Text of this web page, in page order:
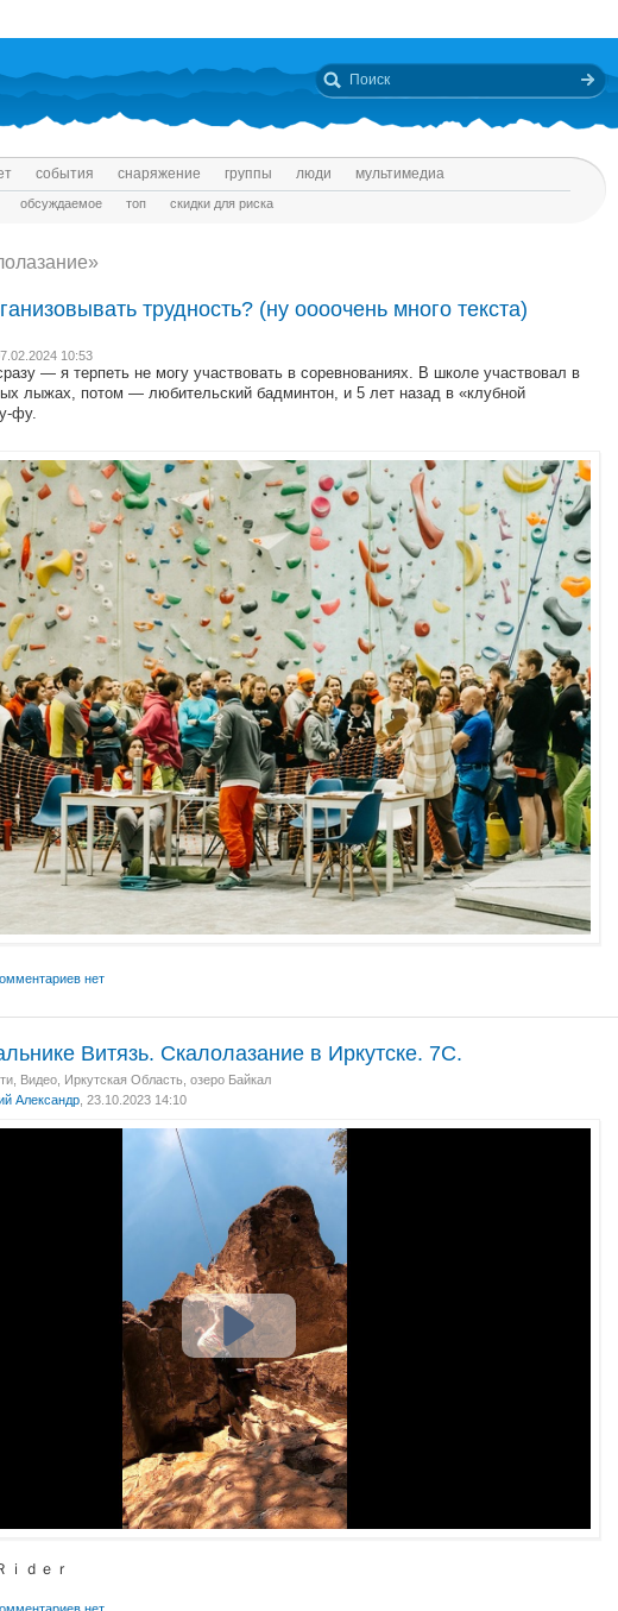
события снаряжение группы люди мультимедиа
обсуждаемое топ скидки для риска
трудность? (ну оооочень много текста)
10:53
— я терпеть не могу участвовать в соревнованиях. В школе участвовал в
лыжах, потом — любительский бадминтон, и 5 лет назад в «клубной
фу.
нет
Витязь. Скалолазание в Иркутске. 7С.
, Видео, Иркутская Область, озеро Байкал
Александр, 23.10.2023 14:10
ｄｅｒ